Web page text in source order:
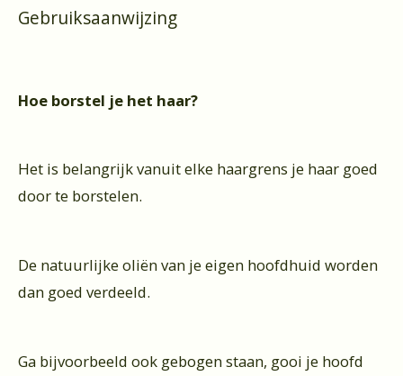
Gebruiksaanwijzing
Hoe borstel je het haar?
Het is belangrijk vanuit elke haargrens je haar goed
door te borstelen.
De natuurlijke oliën van je eigen hoofdhuid worden
dan goed verdeeld.
Ga bijvoorbeeld ook gebogen staan, gooi je hoofd